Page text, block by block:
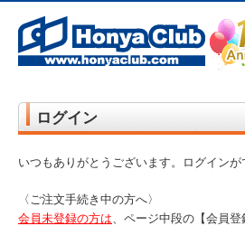
ログイン
いつもありがとうございます。ログインが
〈ご注文手続き中の方へ〉
会員未登録の方は、ページ中段の【会員